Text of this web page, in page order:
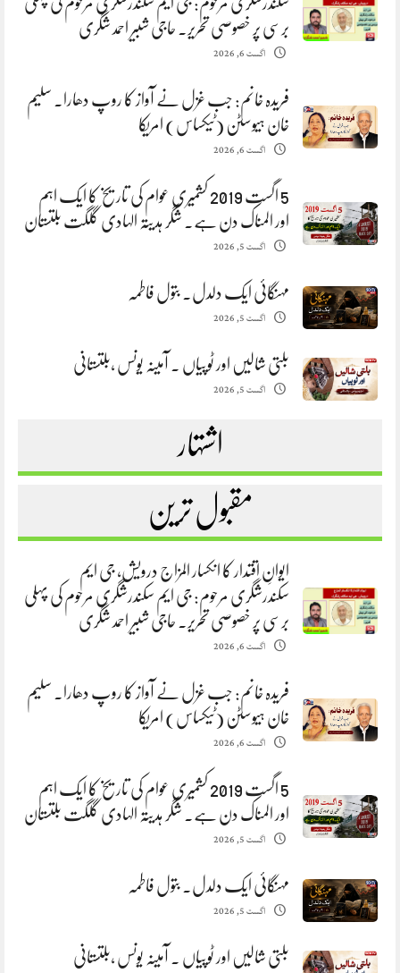
سکندرشگری مرحوم: جی ایم سکندرشگری مرحوم کی پہلی
برسی پر خصوصی تحریر. حاجی شبیر احمد شگری
اگست 6, 2026
فریدہ خانم: جب غزل نے آواز کا روپ دھارا. سلیم
خان ہیوسٹن (ٹیکساس) امریکا
اگست 6, 2026
5 اگست 2019 کشمیری عوام کی تاریخ کا ایک اہم
اور المناک دن ہے. شگر ہدیتہ الہادی گلگت بلتستان
اگست 5, 2026
مہنگائی ایک دلدل. بتول فاطمہ
اگست 5, 2026
بلتی شالیں اور ٹوپیاں . آمینہ یونس ،بلتستانی
اگست 5, 2026
اشتہار
مقبول ترین
ایوانِ اقتدار کا انکسار المزاج درویش، جی ایم
سکندرشگری مرحوم: جی ایم سکندرشگری مرحوم کی پہلی
برسی پر خصوصی تحریر. حاجی شبیر احمد شگری
اگست 6, 2026
فریدہ خانم: جب غزل نے آواز کا روپ دھارا. سلیم
خان ہیوسٹن (ٹیکساس) امریکا
اگست 6, 2026
5 اگست 2019 کشمیری عوام کی تاریخ کا ایک اہم
اور المناک دن ہے. شگر ہدیتہ الہادی گلگت بلتستان
اگست 5, 2026
مہنگائی ایک دلدل. بتول فاطمہ
اگست 5, 2026
بلتی شالیں اور ٹوپیاں . آمینہ یونس ،بلتستانی